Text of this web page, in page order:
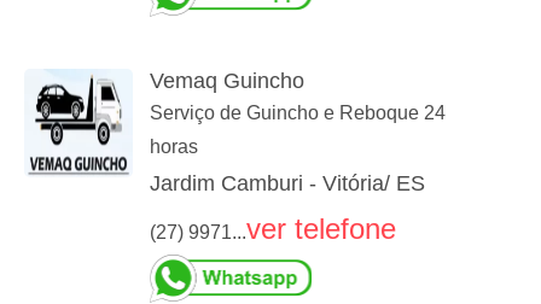
Vemaq Guincho
Serviço de Guincho e Reboque 24
horas
Jardim Camburi - Vitória/ ES
(27) 9971...ver telefone